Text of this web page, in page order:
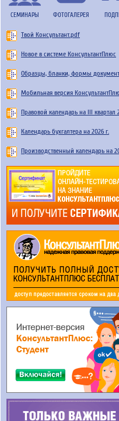
СЕМИНАРЫ ФОТОГАЛЕРЕЯ
Твой Консультант.pdf
Новое в системе КонсультантПлюс
Образцы, бланки, формы
Мобильная версия
Правовой календарь на III квартал
Календарь бухгалтера на 2026 г.
Производственный календарь на